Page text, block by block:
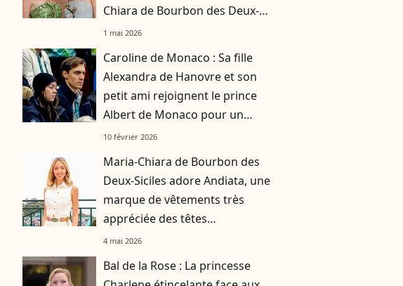
Chiara de Bourbon des Deux-
Siciles sort de sa réserve
1 mai 2026
Caroline de Monaco : Sa fille
Alexandra de Hanovre et son
petit ami rejoignent le prince
Albert de Monaco pour un
événement sportif de grande
10 février 2026
Maria-Chiara de Bourbon des
Deux-Siciles adore Andiata, une
marque de vêtements très
appréciée des têtes
couronnées
4 mai 2026
Bal de la Rose : La princesse